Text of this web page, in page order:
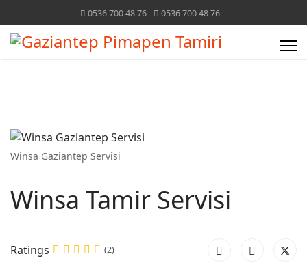
0536 700 48 76 0536 700 48 76
Winsa Gaziantep Servisi
Winsa Tamir Servisi
Ratings (2)